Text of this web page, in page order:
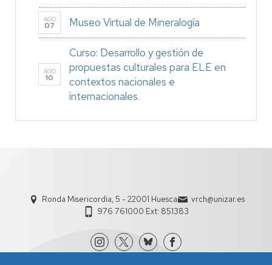
AGO
07 Museo Virtual de Mineralogía
AGO
10
Curso: Desarrollo y gestión de
propuestas culturales para ELE en
contextos nacionales e
internacionales.
Ronda Misericordia, 5 - 22001 Huesca
vrch@unizar.es
976 761000 Ext: 851383